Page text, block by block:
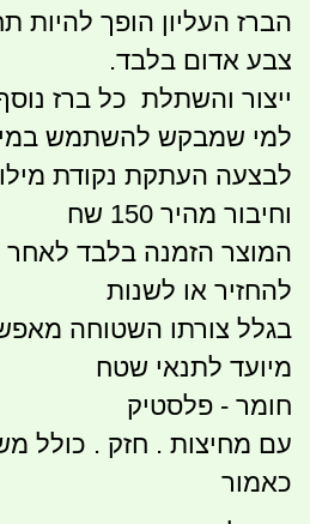
הברז העליון הופך להיות
צבע אדום בלבד.
ייצור והשתלת כל ברז נוסף 150
למי שמבקש להשתמש
לבצעה העתקת נקודת
וחיבור מהיר 150 שח
המוצר הזמנה בלבד לאחר
להחזיר או לשנות
בגלל צורתו השטוחה
מיועד לתנאי שטח
חומר - פלסטיק
עם מחיצות . חזק . כולל
כאמור